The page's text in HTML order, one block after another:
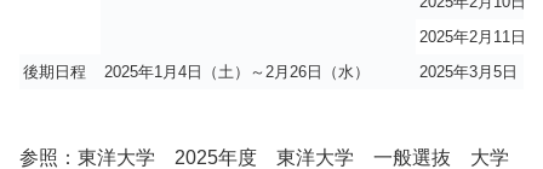
2025年2月11日
後期日程
2025年1月4日（土）～2月26日（水） 2025年3月5日（
参照：東洋大学 2025年度 東洋大学 一般選抜 大学